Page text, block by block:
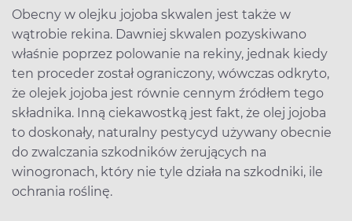
Obecny w olejku jojoba skwalen jest także w
wątrobie rekina. Dawniej skwalen pozyskiwano
właśnie poprzez polowanie na rekiny, jednak kiedy
ten proceder został ograniczony, wówczas odkryto,
że olejek jojoba jest równie cennym źródłem tego
składnika. Inną ciekawostką jest fakt, że olej jojoba
to doskonały, naturalny pestycyd używany obecnie
do zwalczania szkodników żerujących na
winogronach, który nie tyle działa na szkodniki, ile
ochrania roślinę.